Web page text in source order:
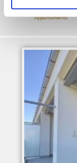
4 o più locali
Appartamento